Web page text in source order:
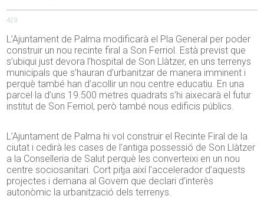
423
L’Ajuntament de Palma modificarà el Pla General per poder
construir un nou recinte firal a Son Ferriol. Està previst que
s’ubiqui just devora l’hospital de Son Llàtzer, en uns terrenys
municipals que s’hauran d’urbanitzar de manera imminent i
perquè també han d’acollir un nou centre educatiu. En una
parcel·la d’uns 19.500 metres quadrats s’hi aixecarà el futur
institut de Son Ferriol, però també nous edificis públics.
L’Ajuntament de Palma hi vol construir el Recinte Firal de la
ciutat i cedirà les cases de l’antiga possessió de Son Llàtzer
a la Conselleria de Salut perquè les converteixi en un nou
centre sociosanitari. Cort pitja així l’accelerador d’aquests
projectes i demana al Govern que declari d’interès
autonòmic la urbanització dels terrenys.